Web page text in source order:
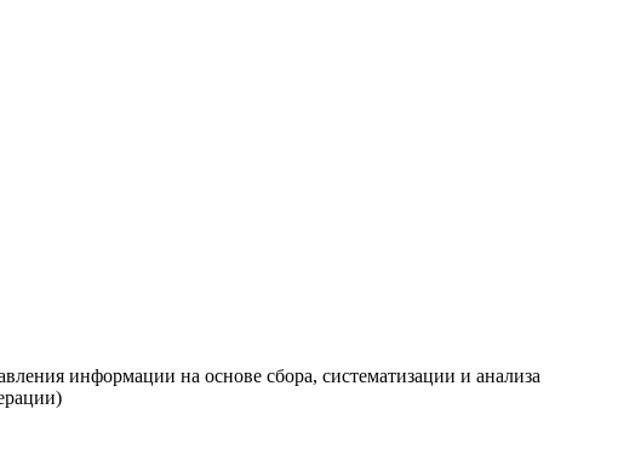
информации на основе сбора, систематизации и анализа